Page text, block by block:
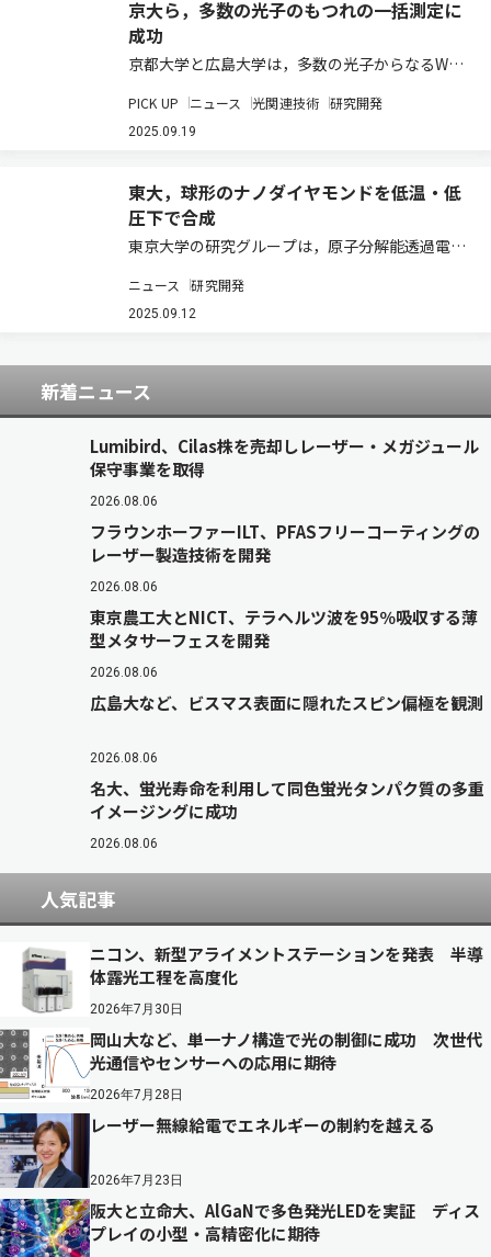
京大ら，多数の光子のもつれの一括測定に
成功
京都大学と広島大学は，多数の光子からなるW状
別する，もつれ測定の方法を新たに開発，さらに
その実証実験に世界で初めて成功した（ニュース
PICK UP ニュース 光関連技術 研究開発
2025.09.19
東大，球形のナノダイヤモンドを低温・低
圧下で合成
東京大学の研究グループは，原子分解能透過電子
ンタン（Ad）の結晶に電子線照射することで，ナ
ノサイズの球形のダイヤモンドを合成することに
ニュース 研究開発
2025.09.12
新着ニュース
Lumibird、Cilas株を売却しレーザー・メガジュール
保守事業を取得
2026.08.06
フラウンホーファーILT、PFASフリーコーティングの
レーザー製造技術を開発
2026.08.06
東京農工大とNICT、テラヘルツ波を95％吸収する薄
型メタサーフェスを開発
2026.08.06
広島大など、ビスマス表面に隠れたスピン偏極を観測
2026.08.06
名大、蛍光寿命を利用して同色蛍光タンパク質の多重
イメージングに成功
2026.08.06
人気記事
ニコン、新型アライメントステーションを発表 半導
体露光工程を高度化
2026年7月30日
岡山大など、単一ナノ構造で光の制御に成功 次世代
光通信やセンサーへの応用に期待
2026年7月28日
レーザー無線給電でエネルギーの制約を越える
2026年7月23日
阪大と立命大、AlGaNで多色発光LEDを実証 ディス
プレイの小型・高精密化に期待